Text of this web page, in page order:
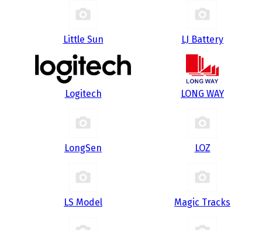
Little Sun LJ Battery
Logitech LONG WAY
LongSen LOZ
LS Model Magic Tracks